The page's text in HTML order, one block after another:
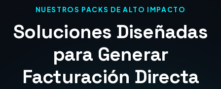
NUESTROS PACKS DE ALTO IMPACTO
Soluciones Diseñadas
para Generar
Facturación Directa